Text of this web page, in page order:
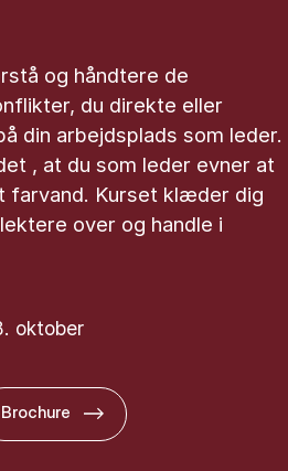
og håndtere de
du direkte eller
din arbejdsplads som leder.
, at du som leder evner at
farvand. Kurset klæder dig
over og handle i
oktober
Brochure